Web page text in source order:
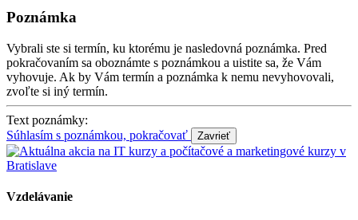
Poznámka
Vybrali ste si termín, ku ktorému je nasledovná poznámka. Pred
pokračovaním sa oboznámte s poznámkou a uistite sa, že Vám
vyhovuje. Ak by Vám termín a poznámka k nemu nevyhovovali,
zvoľte si iný termín.
Text poznámky:
Súhlasím s poznámkou, pokračovať
Vzdelávanie